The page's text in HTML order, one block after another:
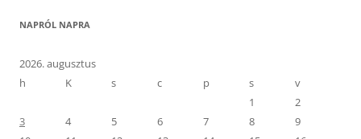
NAPRÓL NAPRA
2026. augusztus
h
K s c p s
v
1
2
3
4 5 6 7 8
9